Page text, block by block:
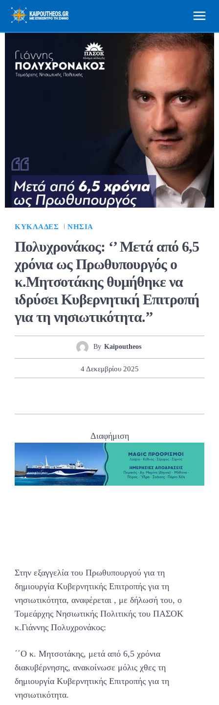
ΚΥΚΛΆΔΕΣ ΝΗΣΙΆ
Πολυχρονάκος: ‘’ Μετά από 6,5
χρόνια ως Πρωθυπουργός ο
κ.Μητσοτάκης θυμήθηκε να
ιδρύσει Κυβερνητική Επιτροπή
για τη νησιωτικότητα.’’
By Kaipoutheos
4 Δεκεμβρίου 2025
Διαφήμιση
Στην εξαγγελία του Πρωθυπουργού για τη
δημιουργία Κυβερνητικής Επιτροπής για τη
νησιωτικότητα, αναφέρεται , με δήλωσή του, ο
Τομεάρχης Νησιωτικής Πολιτικής του ΠΑΣΟΚ
κ.Γιάννης Πολυχρονάκος:
΄΄O κ. Μητσοτάκης, μετά από 6,5 χρόνια
διακυβέρνησης, ανακοίνωσε μόλις χθες τη
δημιουργία Κυβερνητικής Επιτροπής για τη
νησιωτικότητα.